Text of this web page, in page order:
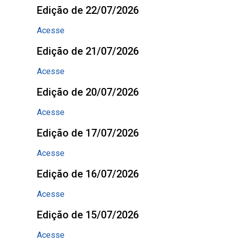
Edição de 22/07/2026
Acesse
Edição de 21/07/2026
Acesse
Edição de 20/07/2026
Acesse
Edição de 17/07/2026
Acesse
Edição de 16/07/2026
Acesse
Edição de 15/07/2026
Acesse